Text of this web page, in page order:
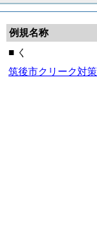
例規名称
■ く
筑後市クリーク対